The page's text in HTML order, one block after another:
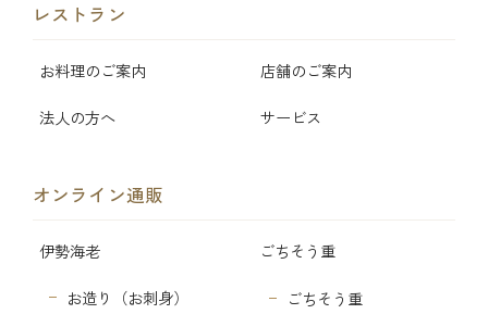
レストラン
お料理のご案内 店舗のご案内
法人の方へ サービス
オンライン通販
伊勢海老
お造り（お刺身）
ごちそう重
ごちそう重